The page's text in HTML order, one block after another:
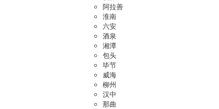
阿拉善
淮南
六安
酒泉
湘潭
包头
毕节
威海
柳州
汉中
那曲